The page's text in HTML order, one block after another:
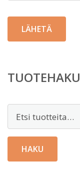
TUOTEHAKU
HAKU